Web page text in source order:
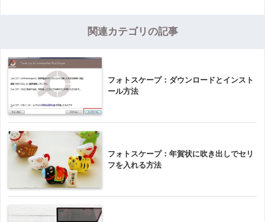
関連カテゴリの記事
フォトスケープ：ダウンロードとインスト
ール方法
フォトスケープ：年賀状に吹き出しでセリ
フを入れる方法